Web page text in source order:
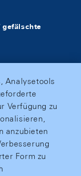
Analysetools
Verfügung zu
anzubieten
Form zu